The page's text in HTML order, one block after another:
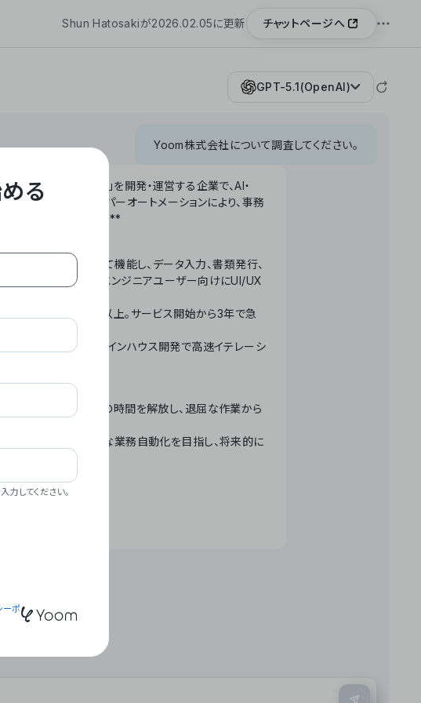
Shun Hatosakiが2026.02.05に更新 チャットページへ
GPT-5.1(OpenAI)
Yoom株式会社について調査してください。
ョンSaaS「Yoom」を開発・運営する企業で、AI・
で組み合わせたハイパーオートメーションにより、事務
スを提供しています。**
データベースとして機能し、データ入力、書類発行、
の業務を自動化。非エンジニアユーザー向けにUI/UX
直近成長率300%以上。サービス開始から3年で急
トフォームで完結。インハウス開発で高速イテレーシ
クノロジーで人々の時間を解放し、退屈な作業から
」 – 世界的な業務自動化を目指し、将来的に
る
してください。
ーポ